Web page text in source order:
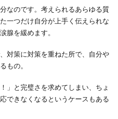
なのです。考えられるあらゆる質
一つだけ自分が上手く伝えられな
腺を緩めます。
対策に対策を重ねた所で、自分や
もの。
」と完璧さを求めてしまい、ちょ
できなくなるというケースもある